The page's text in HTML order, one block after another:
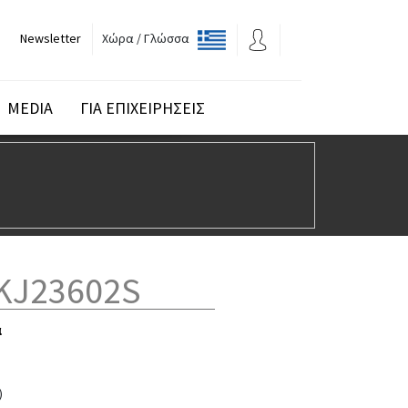
Newsletter Χώρα / Γλώσσα
MEDIA ΓΙΑ ΕΠΙΧΕΙΡΗΣΕΙΣ